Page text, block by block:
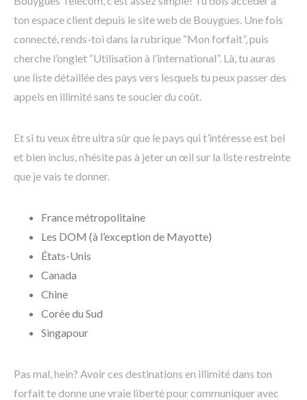
ton espace client depuis le site web de Bouygues. Une fois
connecté, rends-toi dans la rubrique “Mon forfait”, puis
cherche l’onglet “Utilisation à l’international”. Là, tu auras
une liste détaillée des pays vers lesquels tu peux passer des
appels en illimité sans te soucier du coût.
Et si tu veux être ultra sûr que le pays qui t’intéresse est bel
et bien inclus, n’hésite pas à jeter un œil sur la liste restreinte
que je vais te donner.
France métropolitaine
Les DOM (à l’exception de Mayotte)
États-Unis
Canada
Chine
Corée du Sud
Singapour
Pas mal, hein? Avoir ces destinations en illimité dans ton
forfait te donne une vraie liberté pour communiquer avec